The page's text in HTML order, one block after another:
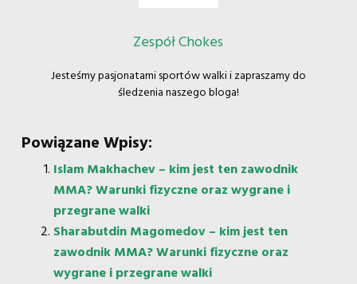
Zespół Chokes
Jesteśmy pasjonatami sportów walki i zapraszamy do
śledzenia naszego bloga!
Powiązane Wpisy:
Islam Makhachev – kim jest ten zawodnik
MMA? Warunki fizyczne oraz wygrane i
przegrane walki
Sharabutdin Magomedov – kim jest ten
zawodnik MMA? Warunki fizyczne oraz
wygrane i przegrane walki